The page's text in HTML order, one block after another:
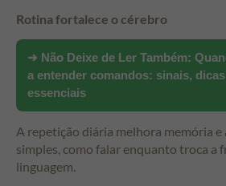
Rotina fortalece o cérebro
➜ Não Deixe de Ler Também:
a entender comandos: sinais,
essenciais
A repetição diária melhora memória e
simples, como falar enquanto troca a
linguagem.